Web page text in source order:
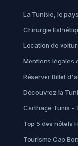
La Tunisie, le
Chirurgie
Location de
Mentions légales
Réserver Billet
Découvrez la
Carthage Tunis -
Top 5 des hôtels
Tourisme Cap